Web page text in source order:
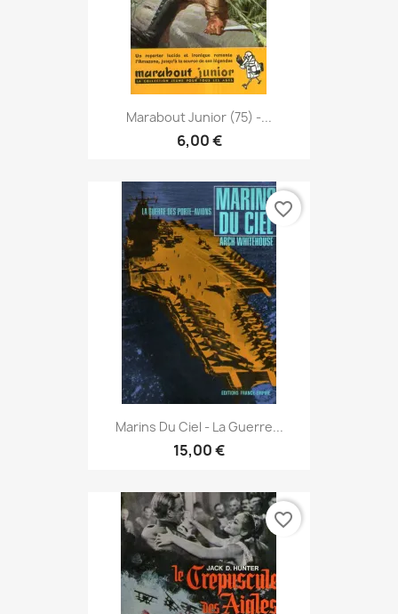
Marabout Junior (75) -...
6,00 €
Marins Du Ciel - La Guerre...
15,00 €
favorite_border
favorite_border